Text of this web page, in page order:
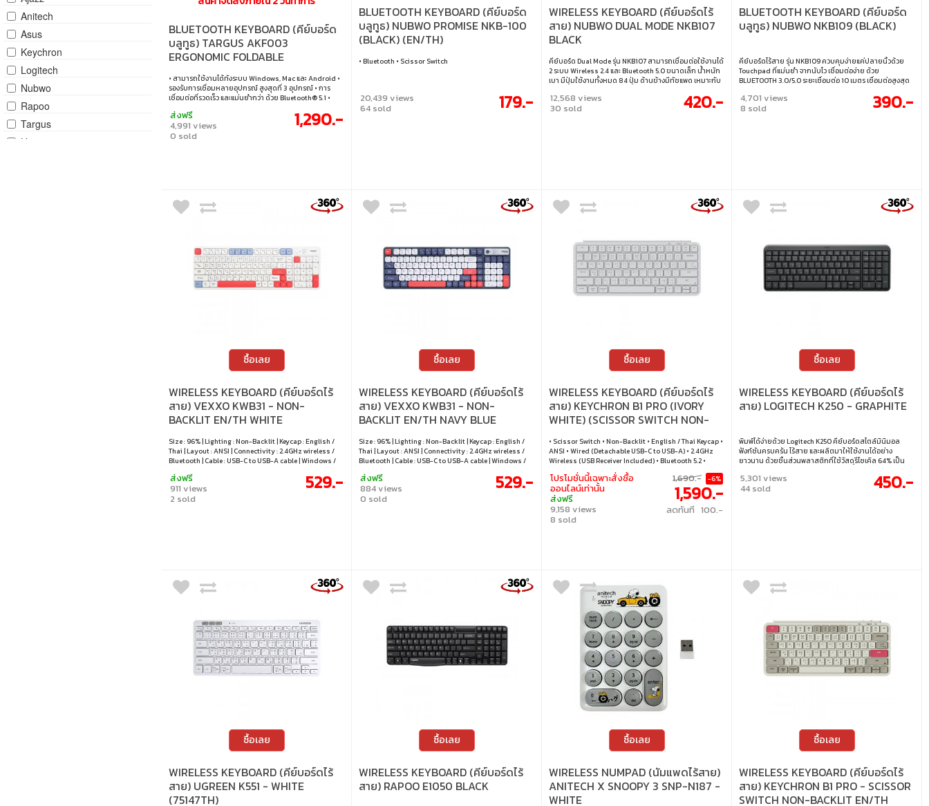
Anitech
Asus
Keychron
Logitech
Nubwo
Rapoo
Targus
Ugreen
BLUETOOTH KEYBOARD (คีย์บอร์ด
บลูทูธ) TARGUS AKF003
ERGONOMIC FOLDABLE
BLUETOOTH ANTIMICROBIAL
KEYBOARD (BLACK)
• สามารถใช้งานได้ทังระบบ Windows, Mac และ Android •
รองรับการเชื่อมหลายอุปกรณ์ สูงสุดที่ 3 อุปกรณ์ • การ
เชื่อมต่อที่รวดเร็ว และแม่นยำกว่า ด้วย Bluetooth® 5.1 •
สะสมของแบคทีเรียบนพื้นผิว • Ergonomic Design ขนาด
เบาบาง พับเก็บได้สะดวกเมื่อไม่ได้ใช้งาน • บอกสถาณะอายุ
การใช้งานของแบตเตอรี่ (Reghargable 100mAh) • มีปุ่ม
ส่งฟรี
4,991 views
0 sold
1,290.-
BLUETOOTH KEYBOARD (คีย์บอร์ด
บลูทูธ) NUBWO PROMISE NKB-100
(BLACK) (EN/TH)
• Bluetooth • Scissor Switch
20,439 views
64 sold 179.-
WIRELESS KEYBOARD (คีย์บอร์ดไร้
สาย) NUBWO DUAL MODE NKB107
BLACK
คีย์บอร์ด Dual Mode รุ่น NKB107 สามารถเชื่อมต่อใช้งานได้
2 ระบบ Wireless 2.4 และ Bluetooth 5.0 ขนาดเล็ก น้ำหนัก
เบา มีปุ่มใช้งานทั้งหมด 84 ปุ่ม ด้านข้างมีทัชแพด เหมาะกับ
12,568 views
30 sold 420.-
BLUETOOTH KEYBOARD (คีย์บอร์ด
บลูทูธ) NUBWO NKB109 (BLACK)
คีย์บอร์ดไร้สาย รุ่น NKB109 ควบคุมง่ายแค่ปลายนิ้วด้วย
Touchpad ที่แม่นยำ จากนับโว เชื่อมต่อง่าย ด้วย
BLUETOOTH 3.0/5.0 ระยะเชื่อมต่อ 10 เมตร เชื่อมต่อสูงสุด
ใช้งานได้อย่างต่อเนื่อง 40 ชั่วโมง ระยะเวลาในการชาร์จ 1.5
ชั่วโมง
4,701 views
8 sold 390.-
ซื้อเลย
WIRELESS KEYBOARD (คีย์บอร์ดไร้
สาย) VEXXO KWB31 - NON-
BACKLIT EN/TH WHITE
Size : 96% | Lighting : Non-Backlit | Keycap : English /
Thai | Layout : ANSI | Connectivity : 2.4GHz wireless /
Bluetooth | Cable : USB-C to USB-A cable | Windows /
ส่งฟรี
911 views
2 sold
529.-
ซื้อเลย
WIRELESS KEYBOARD (คีย์บอร์ดไร้
สาย) VEXXO KWB31 - NON-
BACKLIT EN/TH NAVY BLUE
Size : 96% | Lighting : Non-Backlit | Keycap : English /
Thai | Layout : ANSI | Connectivity : 2.4GHz wireless /
Bluetooth | Cable : USB-C to USB-A cable | Windows /
ส่งฟรี
884 views
0 sold
529.-
ซื้อเลย
WIRELESS KEYBOARD (คีย์บอร์ดไร้
สาย) KEYCHRON B1 PRO (IVORY
WHITE) (SCISSOR SWITCH NON-
• Scissor Switch • Non-Backlit • English / Thai Keycap •
ANSI • Wired (Detachable USB-C to USB-A) • 2.4GHz
Wireless (USB Receiver Included) • Bluetooth 5.2 •
Windows / macOS / Linux
โปรโมชั่นนี้เฉพาะสั่งซื้อ
ออนไลน์เท่านั้น
ส่งฟรี
9,158 views
8 sold
1,690.- -6%
1,590.-
ลดทันที 100.-
ซื้อเลย
WIRELESS KEYBOARD (คีย์บอร์ดไร้
สาย) LOGITECH K250 - GRAPHITE
พิมพ์ได้ง่ายด้วย Logitech K250 คีย์บอร์ดสไตล์มินิมอล
ฟังก์ชันครบครัน ไร้สาย และผลิตมาให้ใช้งานได้อย่าง
ยาวนาน ด้วยชิ้นส่วนพลาสติกที่ใช้วัสดุรีไซเคิล 64% เป็น
ต้องใช้ดองเกิล • ดีไซน์กะทัดรัด พร้อมปุ่มครบครันและแป้น
ตัวเลข • กันน้ำหกใส่ได้* และใช้งานต่อเนื่องด้วยแบตเตอรี่
5,301 views
44 sold 450.-
ซื้อเลย
WIRELESS KEYBOARD (คีย์บอร์ดไร้
สาย) UGREEN K551 - WHITE
(75147TH)
ซื้อเลย
WIRELESS KEYBOARD (คีย์บอร์ดไร้
สาย) RAPOO E1050 BLACK
ซื้อเลย
WIRELESS NUMPAD (นัมแพดไร้สาย)
ANITECH X SNOOPY 3 SNP-N187 -
WHITE
ซื้อเลย
WIRELESS KEYBOARD (คีย์บอร์ดไร้
สาย) KEYCHRON B1 PRO - SCISSOR
SWITCH NON-BACKLIT EN/TH